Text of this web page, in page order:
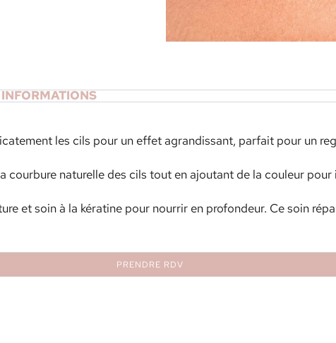
INFORMATIONS
les cils pour un effet agrandissant, parfait pour un
courbure naturelle des cils tout en ajoutant de la couleur pour
et soin à la kératine pour nourrir en profondeur. Ce soin
PRENDRE RDV